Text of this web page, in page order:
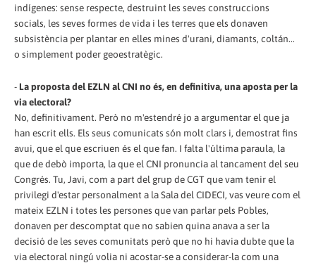
indígenes: sense respecte, destruint les seves construccions
socials, les seves formes de vida i les terres que els donaven
subsistència per plantar en elles mines d'urani, diamants, coltán...
o simplement poder geoestratègic.
- La proposta del EZLN al CNI no és, en definitiva, una aposta per la
via electoral?
No, definitivament. Però no m'estendré jo a argumentar el que ja
han escrit ells. Els seus comunicats són molt clars i, demostrat fins
avui, que el que escriuen és el que fan. I falta l'última paraula, la
que de debò importa, la que el CNI pronuncia al tancament del seu
Congrés. Tu, Javi, com a part del grup de CGT que vam tenir el
privilegi d'estar personalment a la Sala del CIDECI, vas veure com el
mateix EZLN i totes les persones que van parlar pels Pobles,
donaven per descomptat que no sabien quina anava a ser la
decisió de les seves comunitats però que no hi havia dubte que la
via electoral ningú volia ni acostar-se a considerar-la com una